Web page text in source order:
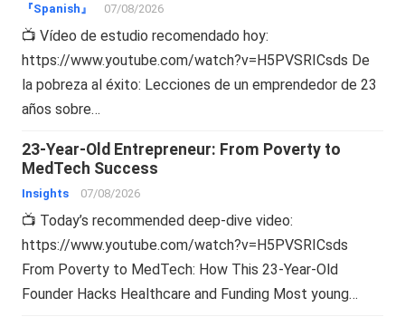
『Spanish』 07/08/2026
📺 Vídeo de estudio recomendado hoy:
https://www.youtube.com/watch?v=H5PVSRICsds De
la pobreza al éxito: Lecciones de un emprendedor de 23
años sobre…
23-Year-Old Entrepreneur: From Poverty to
MedTech Success
Insights 07/08/2026
📺 Today’s recommended deep-dive video:
https://www.youtube.com/watch?v=H5PVSRICsds
From Poverty to MedTech: How This 23-Year-Old
Founder Hacks Healthcare and Funding Most young…